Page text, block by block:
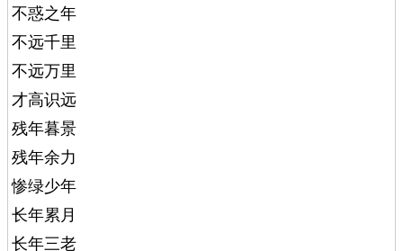
不惑之年
不远千里
不远万里
才高识远
残年暮景
残年余力
惨绿少年
长年累月
长年三老